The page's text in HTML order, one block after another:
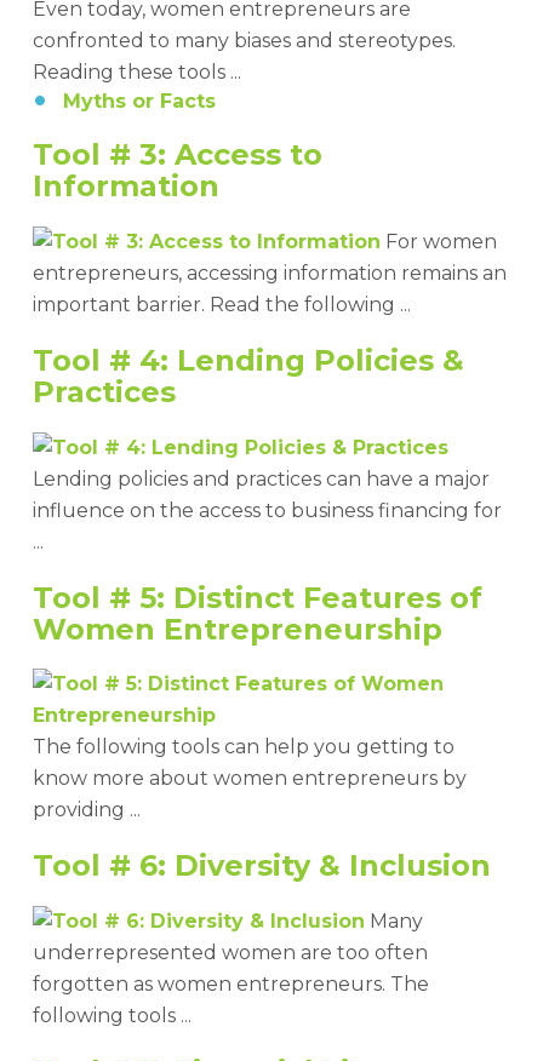
Even today, women entrepreneurs are
confronted to many biases and stereotypes.
Reading these tools ...
Myths or Facts
Tool # 3: Access to
Information
For women
entrepreneurs, accessing information remains an
important barrier. Read the following ...
Tool # 4: Lending Policies &
Practices
Lending policies and practices can have a major
influence on the access to business financing for
...
Tool # 5: Distinct Features of
Women Entrepreneurship
The following tools can help you getting to
know more about women entrepreneurs by
providing ...
Tool # 6: Diversity & Inclusion
Many
underrepresented women are too often
forgotten as women entrepreneurs. The
following tools ...